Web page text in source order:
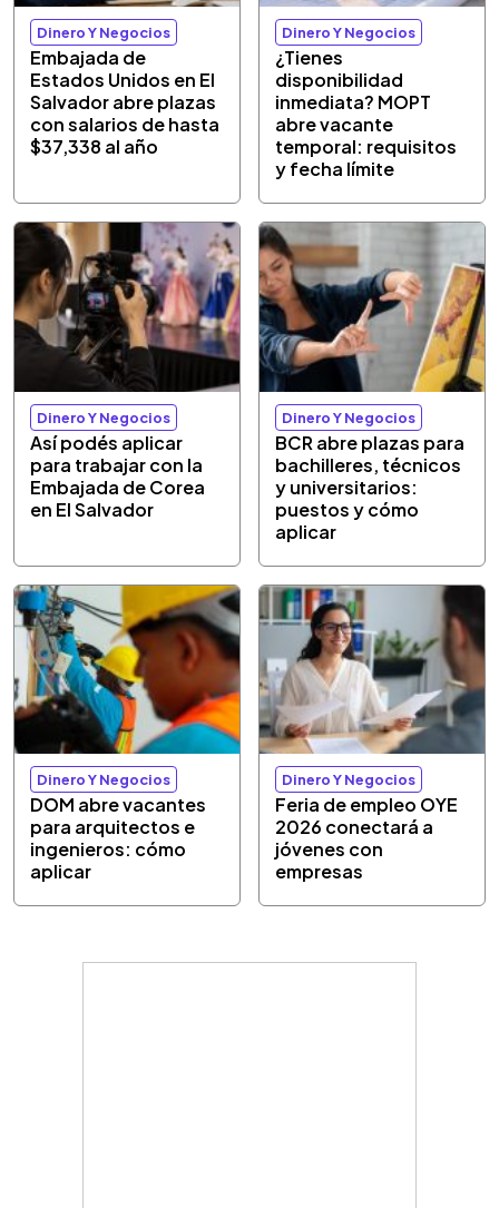
Dinero Y Negocios
Embajada de
Estados Unidos en El
Salvador abre plazas
con salarios de hasta
$37,338 al año
Dinero Y Negocios
¿Tienes
disponibilidad
inmediata? MOPT
abre vacante
temporal: requisitos
y fecha límite
Dinero Y Negocios
Así podés aplicar
para trabajar con la
Embajada de Corea
en El Salvador
Dinero Y Negocios
BCR abre plazas para
bachilleres, técnicos
y universitarios:
puestos y cómo
aplicar
Dinero Y Negocios
DOM abre vacantes
para arquitectos e
ingenieros: cómo
aplicar
Dinero Y Negocios
Feria de empleo OYE
2026 conectará a
jóvenes con
empresas